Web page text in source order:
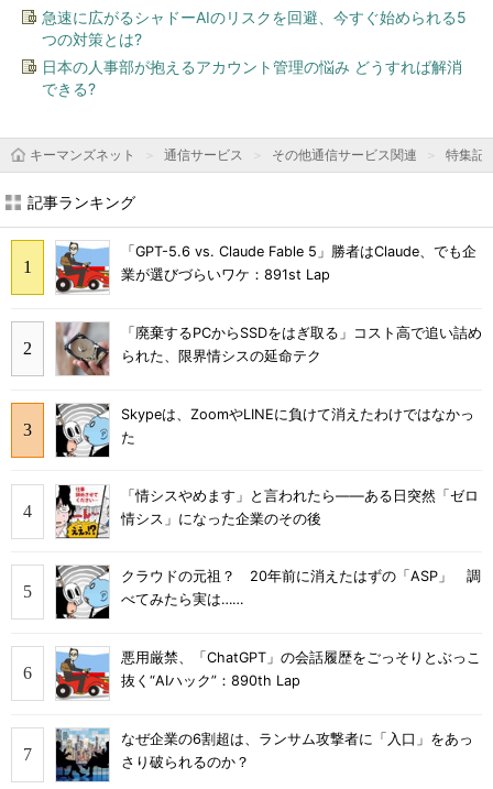
急速に広がるシャドーAIのリスクを回避、今すぐ始められる5
つの対策とは?
日本の人事部が抱えるアカウント管理の悩み どうすれば解消
できる?
キーマンズネット 通信サービス その他通信サービス関連 特集記
記事ランキング
「GPT-5.6 vs. Claude Fable 5」勝者はClaude、でも企
業が選びづらいワケ：891st Lap
「廃棄するPCからSSDをはぎ取る」コスト高で追い詰め
られた、限界情シスの延命テク
Skypeは、ZoomやLINEに負けて消えたわけではなかっ
た
「情シスやめます」と言われたら――ある日突然「ゼロ
情シス」になった企業のその後
クラウドの元祖？ 20年前に消えたはずの「ASP」 調
べてみたら実は……
悪用厳禁、「ChatGPT」の会話履歴をごっそりとぶっこ
抜く“AIハック”：890th Lap
なぜ企業の6割超は、ランサム攻撃者に「入口」をあっ
さり破られるのか？